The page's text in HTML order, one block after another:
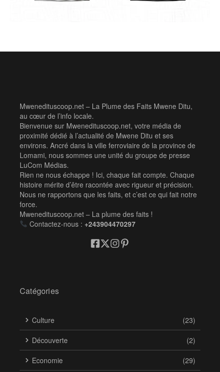
Mwenedituscoop.net – La Plume des Faits Mwene Ditu,
au cœur de l’info locale.
Bienvenue sur Mwenedituscoop.net, votre média de
proximité dédié à l’actualité de Mwene Ditu et ses
environs. Ancré dans la ville ferroviaire de la province de
Lomami, nous sommes une unité du groupe de presse
LuCom Médias.
Rien ne nous échappe ! Ici, chaque fait compte. Chaque
histoire mérite d’être racontée avec rigueur et précision.
Nous ne rapportons que les faits, et c’est ce qui fait notre
force.
Mwenedituscoop.net – La plume des faits !
Contactez-nous : +243904470297
Catégories
Culture (23)
Découverte (2)
Economie (29)